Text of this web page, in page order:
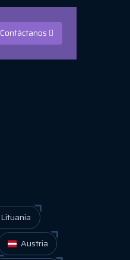
Contáctanos
Lituania
Austria